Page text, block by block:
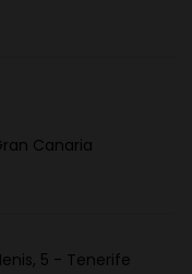
Canaria
5 - Tenerife